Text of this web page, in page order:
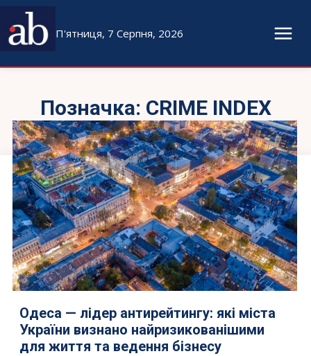
П'ятниця, 7 Серпня, 2026
Позначка: CRIME INDEX
Одеса — лідер антирейтингу: які міста
України визнано найризикованішими
для життя та ведення бізнесу